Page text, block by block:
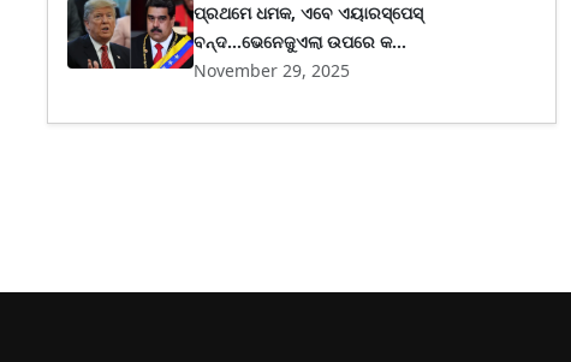
ପ୍ରଥମେ ଧମକ, ଏବେ ଏୟାରସ୍ପେସ୍
ବନ୍ଦ...ଭେନେଜୁଏଲା ଉପରେ କ...
November 29, 2025